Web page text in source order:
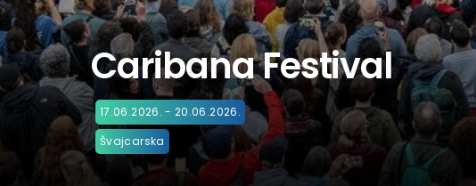
Caribana Festival
17.06.2026. - 20.06.2026.
Švajcarska